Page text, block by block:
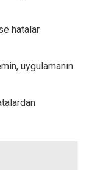
hatalar
uygulamanın